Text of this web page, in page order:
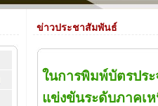
ข่าวประชาสัมพันธ์
ในการพิมพ์บัตรปร
แข่งขันระดับภาคเห